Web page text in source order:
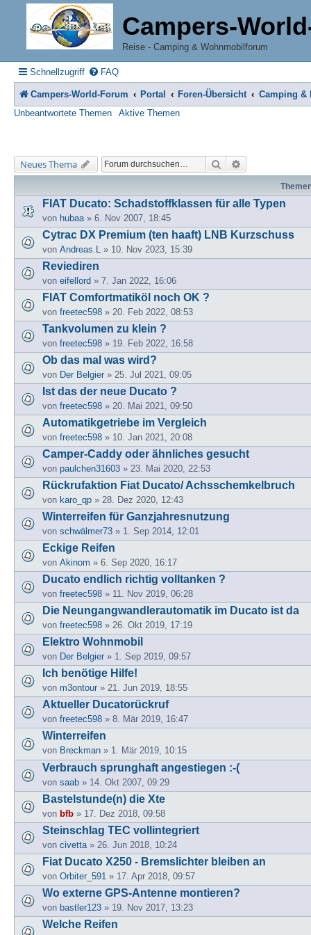
Campers-
Reise - Camping & Wohnmobilforum
Schnellzugriff FAQ
Campers-World-Forum Portal Foren-Übersicht Camping &
Unbeantwortete Themen
Aktive Themen
Neues Thema Suche
FIAT Ducato: Schadstoffklassen für alle Typen
von hubaa » 6. Nov 2007, 18:45
Cytrac DX Premium (ten haaft) LNB Kurzschuss
von Andreas.L » 10. Nov 2023, 15:39
Reviediren
von eifellord » 7. Jan 2022, 16:06
FIAT Comfortmatiköl noch OK ?
von freetec598 » 20. Feb 2022, 08:53
Tankvolumen zu klein ?
von freetec598 » 19. Feb 2022, 16:58
Ob das mal was wird?
von Der Belgier » 25. Jul 2021, 09:05
Ist das der neue Ducato ?
von freetec598 » 20. Mai 2021, 09:50
Automatikgetriebe im Vergleich
von freetec598 » 10. Jan 2021, 20:08
Camper-Caddy oder ähnliches gesucht
von paulchen31603 » 23. Mai 2020, 22:53
Rückrufaktion Fiat Ducato/ Achsschemkelbruch
von karo_qp » 28. Dez 2020, 12:43
Winterreifen für Ganzjahresnutzung
von schwälmer73 » 1. Sep 2014, 12:01
Eckige Reifen
von Akinom » 6. Sep 2020, 16:17
Ducato endlich richtig volltanken ?
von freetec598 » 11. Nov 2019, 06:28
Die Neungangwandlerautomatik im Ducato ist da
von freetec598 » 26. Okt 2019, 17:19
Elektro Wohnmobil
von Der Belgier » 1. Sep 2019, 09:57
Ich benötige Hilfe!
von m3ontour » 21. Jun 2019, 18:55
Aktueller Ducatorückruf
von freetec598 » 8. Mär 2019, 16:47
Winterreifen
von Breckman » 1. Mär 2019, 10:15
Verbrauch sprunghaft angestiegen :-(
von saab » 14. Okt 2007, 09:29
Bastelstunde(n) die Xte
von bfb » 17. Dez 2018, 09:58
Steinschlag TEC vollintegriert
von civetta » 26. Jun 2018, 10:24
Fiat Ducato X250 - Bremslichter bleiben an
von Orbiter_591 » 17. Apr 2018, 09:57
Wo externe GPS-Antenne montieren?
von bastler123 » 19. Nov 2017, 13:23
Welche Reifen